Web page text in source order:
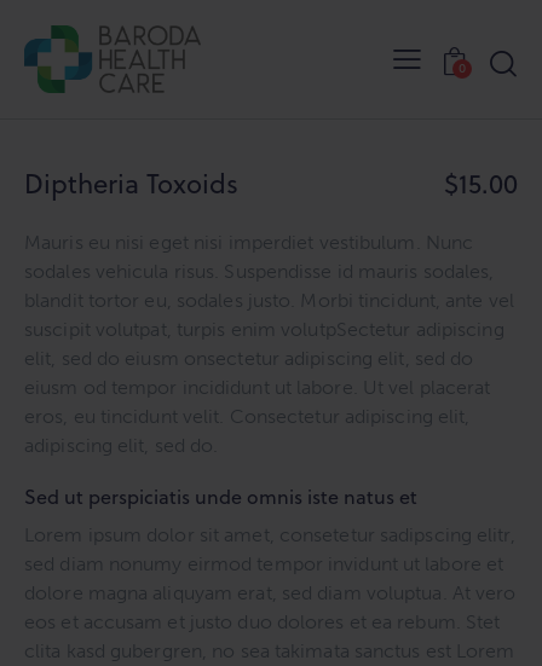
0
Diptheria Toxoids $15.00
Mauris eu nisi eget nisi imperdiet vestibulum. Nunc
sodales vehicula risus. Suspendisse id mauris sodales,
blandit tortor eu, sodales justo. Morbi tincidunt, ante vel
suscipit volutpat, turpis enim volutpSectetur adipiscing
elit, sed do eiusm onsectetur adipiscing elit, sed do
eiusm od tempor incididunt ut labore. Ut vel placerat
eros, eu tincidunt velit. Consectetur adipiscing elit,
adipiscing elit, sed do.
Sed ut perspiciatis unde omnis iste natus et
Lorem ipsum dolor sit amet, consetetur sadipscing elitr,
sed diam nonumy eirmod tempor invidunt ut labore et
dolore magna aliquyam erat, sed diam voluptua. At vero
eos et accusam et justo duo dolores et ea rebum. Stet
clita kasd gubergren, no sea takimata sanctus est Lorem